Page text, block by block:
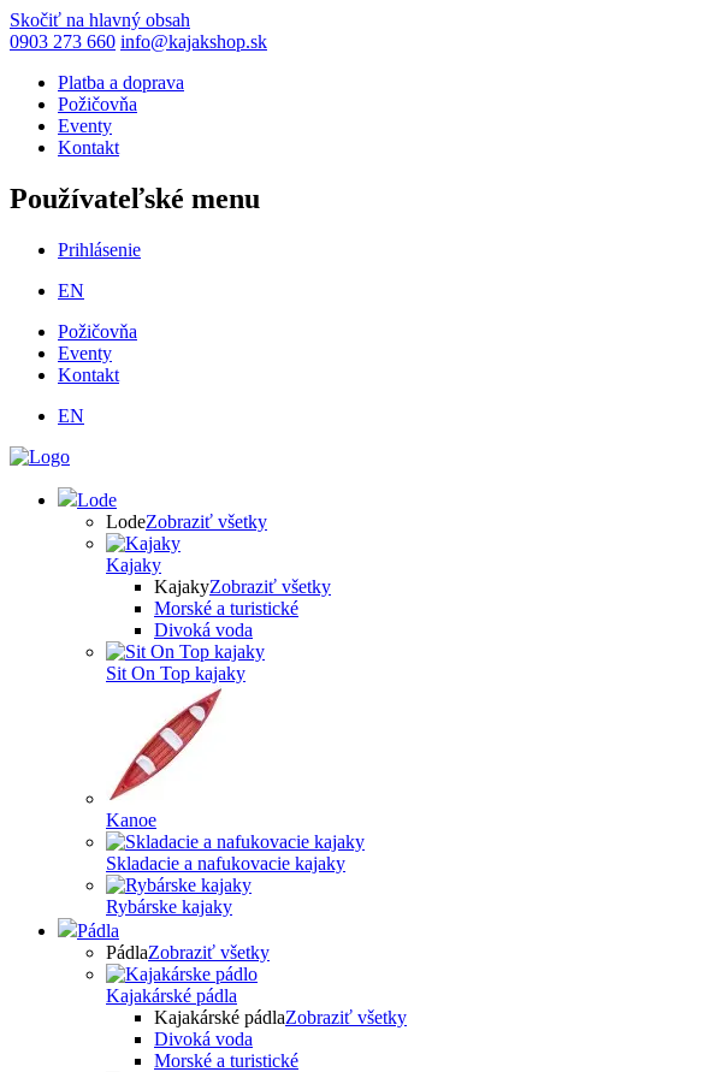
Skočiť na hlavný obsah
0903 273 660 info@kajakshop.sk
Platba a doprava
Požičovňa
Eventy
Kontakt
Používateľské menu
Prihlásenie
EN
Požičovňa
Eventy
Kontakt
EN
Lode
LodeZobraziť všetky
Kajaky
KajakyZobraziť všetky
Morské a turistické
Divoká voda
Sit On Top kajaky
Kanoe
Skladacie a nafukovacie kajaky
Rybárske kajaky
Pádla
PádlaZobraziť všetky
Kajakárské pádla
Kajakárské pádlaZobraziť všetky
Divoká voda
Morské a turistické